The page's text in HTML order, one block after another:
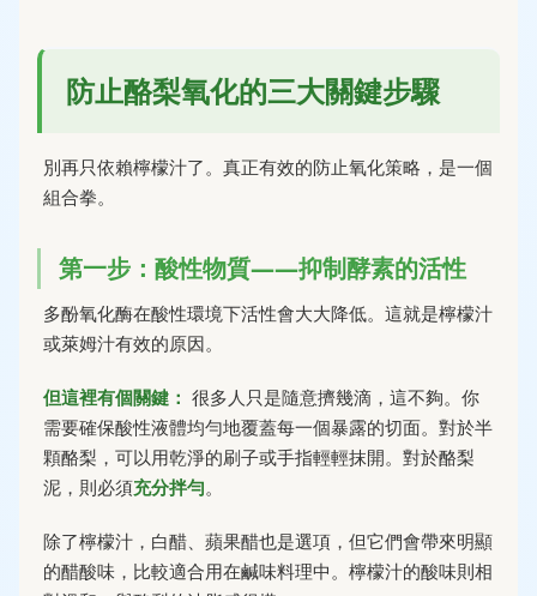
防止酪梨氧化的三大關鍵步驟
別再只依賴檸檬汁了。真正有效的防止氧化策略，是一個
組合拳。
第一步：酸性物質——抑制酵素的活性
多酚氧化酶在酸性環境下活性會大大降低。這就是檸檬汁
或萊姆汁有效的原因。
但這裡有個關鍵： 很多人只是隨意擠幾滴，這不夠。你
需要確保酸性液體均勻地覆蓋每一個暴露的切面。對於半
顆酪梨，可以用乾淨的刷子或手指輕輕抹開。對於酪梨
泥，則必須充分拌勻。
除了檸檬汁，白醋、蘋果醋也是選項，但它們會帶來明顯
的醋酸味，比較適合用在鹹味料理中。檸檬汁的酸味則相